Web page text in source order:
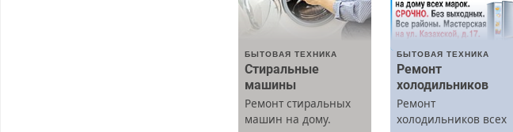
БЫТОВАЯ ТЕХНИКА
Стиральные
машины
Ремонт стиральных
машин на дому.
БЫТОВАЯ ТЕХНИКА
Ремонт
холодильников
Ремонт
холодильников всех